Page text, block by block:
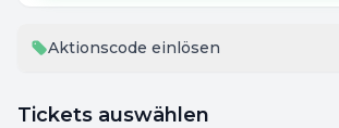
Aktionscode einlösen
Tickets auswählen